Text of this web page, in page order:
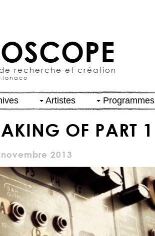
recherche et création
Artistes Programmes
OF PART 1
2013